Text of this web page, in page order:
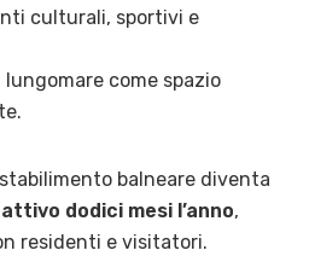
culturali, sportivi e
come spazio
balneare diventa
dodici mesi l’anno,
residenti e visitatori.